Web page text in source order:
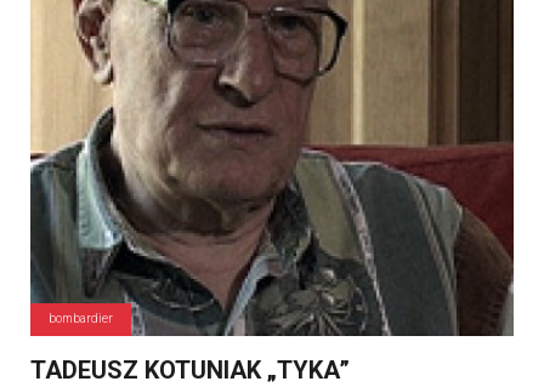
bombardier
TADEUSZ KOTUNIAK „TYKA”